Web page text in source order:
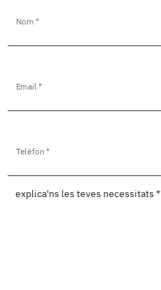
Nom *
Email *
Telèfon *
explica'ns les teves necessitats *